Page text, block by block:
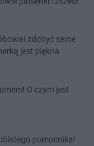
zdobyć serce
jest piękna
O czym jest
pomocnika!